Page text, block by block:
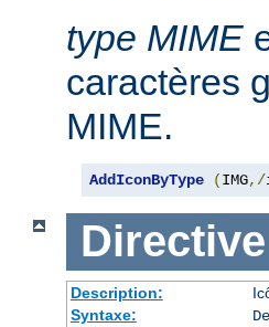
type MIME
caractères
MIME.
AddIconByType (IMG,/
Directive
Description:
Syntaxe: